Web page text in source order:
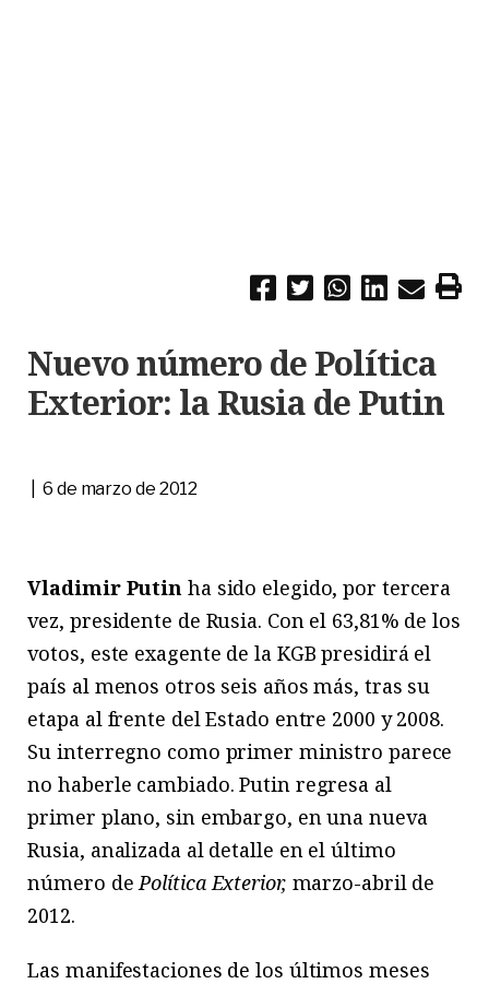
Nuevo número de Política
Exterior: la Rusia de Putin
| 6 de marzo de 2012
Vladimir Putin ha sido elegido, por tercera
vez, presidente de Rusia. Con el 63,81% de los
votos, este exagente de la KGB presidirá el
país al menos otros seis años más, tras su
etapa al frente del Estado entre 2000 y 2008.
Su interregno como primer ministro parece
no haberle cambiado. Putin regresa al
primer plano, sin embargo, en una nueva
Rusia, analizada al detalle en el último
número de Política Exterior, marzo-abril de
2012.
Las manifestaciones de los últimos meses